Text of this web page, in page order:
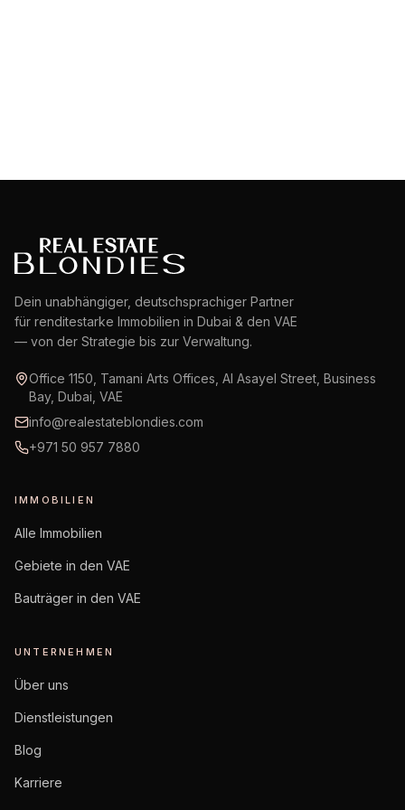
Dein unabhängiger, deutschsprachiger Partner
für renditestarke Immobilien in Dubai & den VAE
— von der Strategie bis zur Verwaltung.
Office 1150, Tamani Arts Offices, Al Asayel Street, Business
Bay, Dubai, VAE
info@realestateblondies.com
+971 50 957 7880
IMMOBILIEN
Alle Immobilien
Gebiete in den VAE
Bauträger in den VAE
UNTERNEHMEN
Über uns
Dienstleistungen
Blog
Karriere